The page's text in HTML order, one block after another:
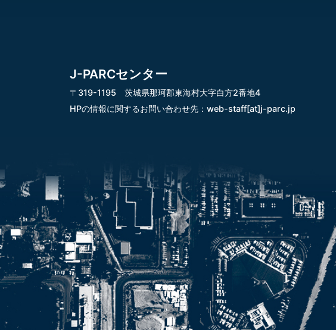
J-PARCセンター
〒319-1195 茨城県那珂郡東海村大字白方2番地4
HPの情報に関するお問い合わせ先： web-staff[at]j-parc.jp